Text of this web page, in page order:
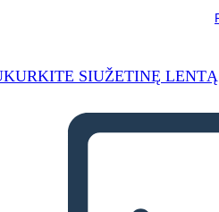
SIUŽETINĘ LENTĄ